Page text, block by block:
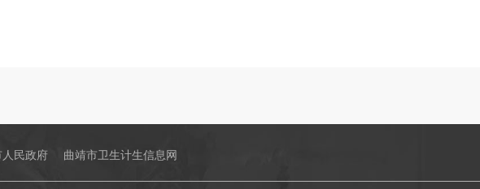
人民政府 曲靖市卫生计生信息网